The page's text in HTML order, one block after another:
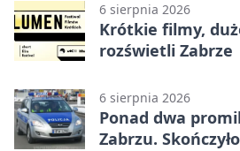
6 sierpnia 2026
Krótkie filmy,
rozświetli Zabrze
6 sierpnia 2026
Ponad dwa
Zabrzu.